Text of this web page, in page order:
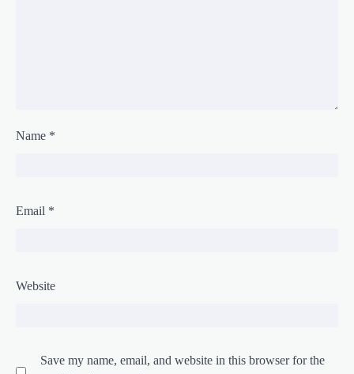
Name *
Email *
Website
Save my name, email, and website in this browser for the